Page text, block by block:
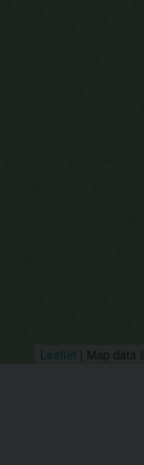
Leaflet | Map data ©